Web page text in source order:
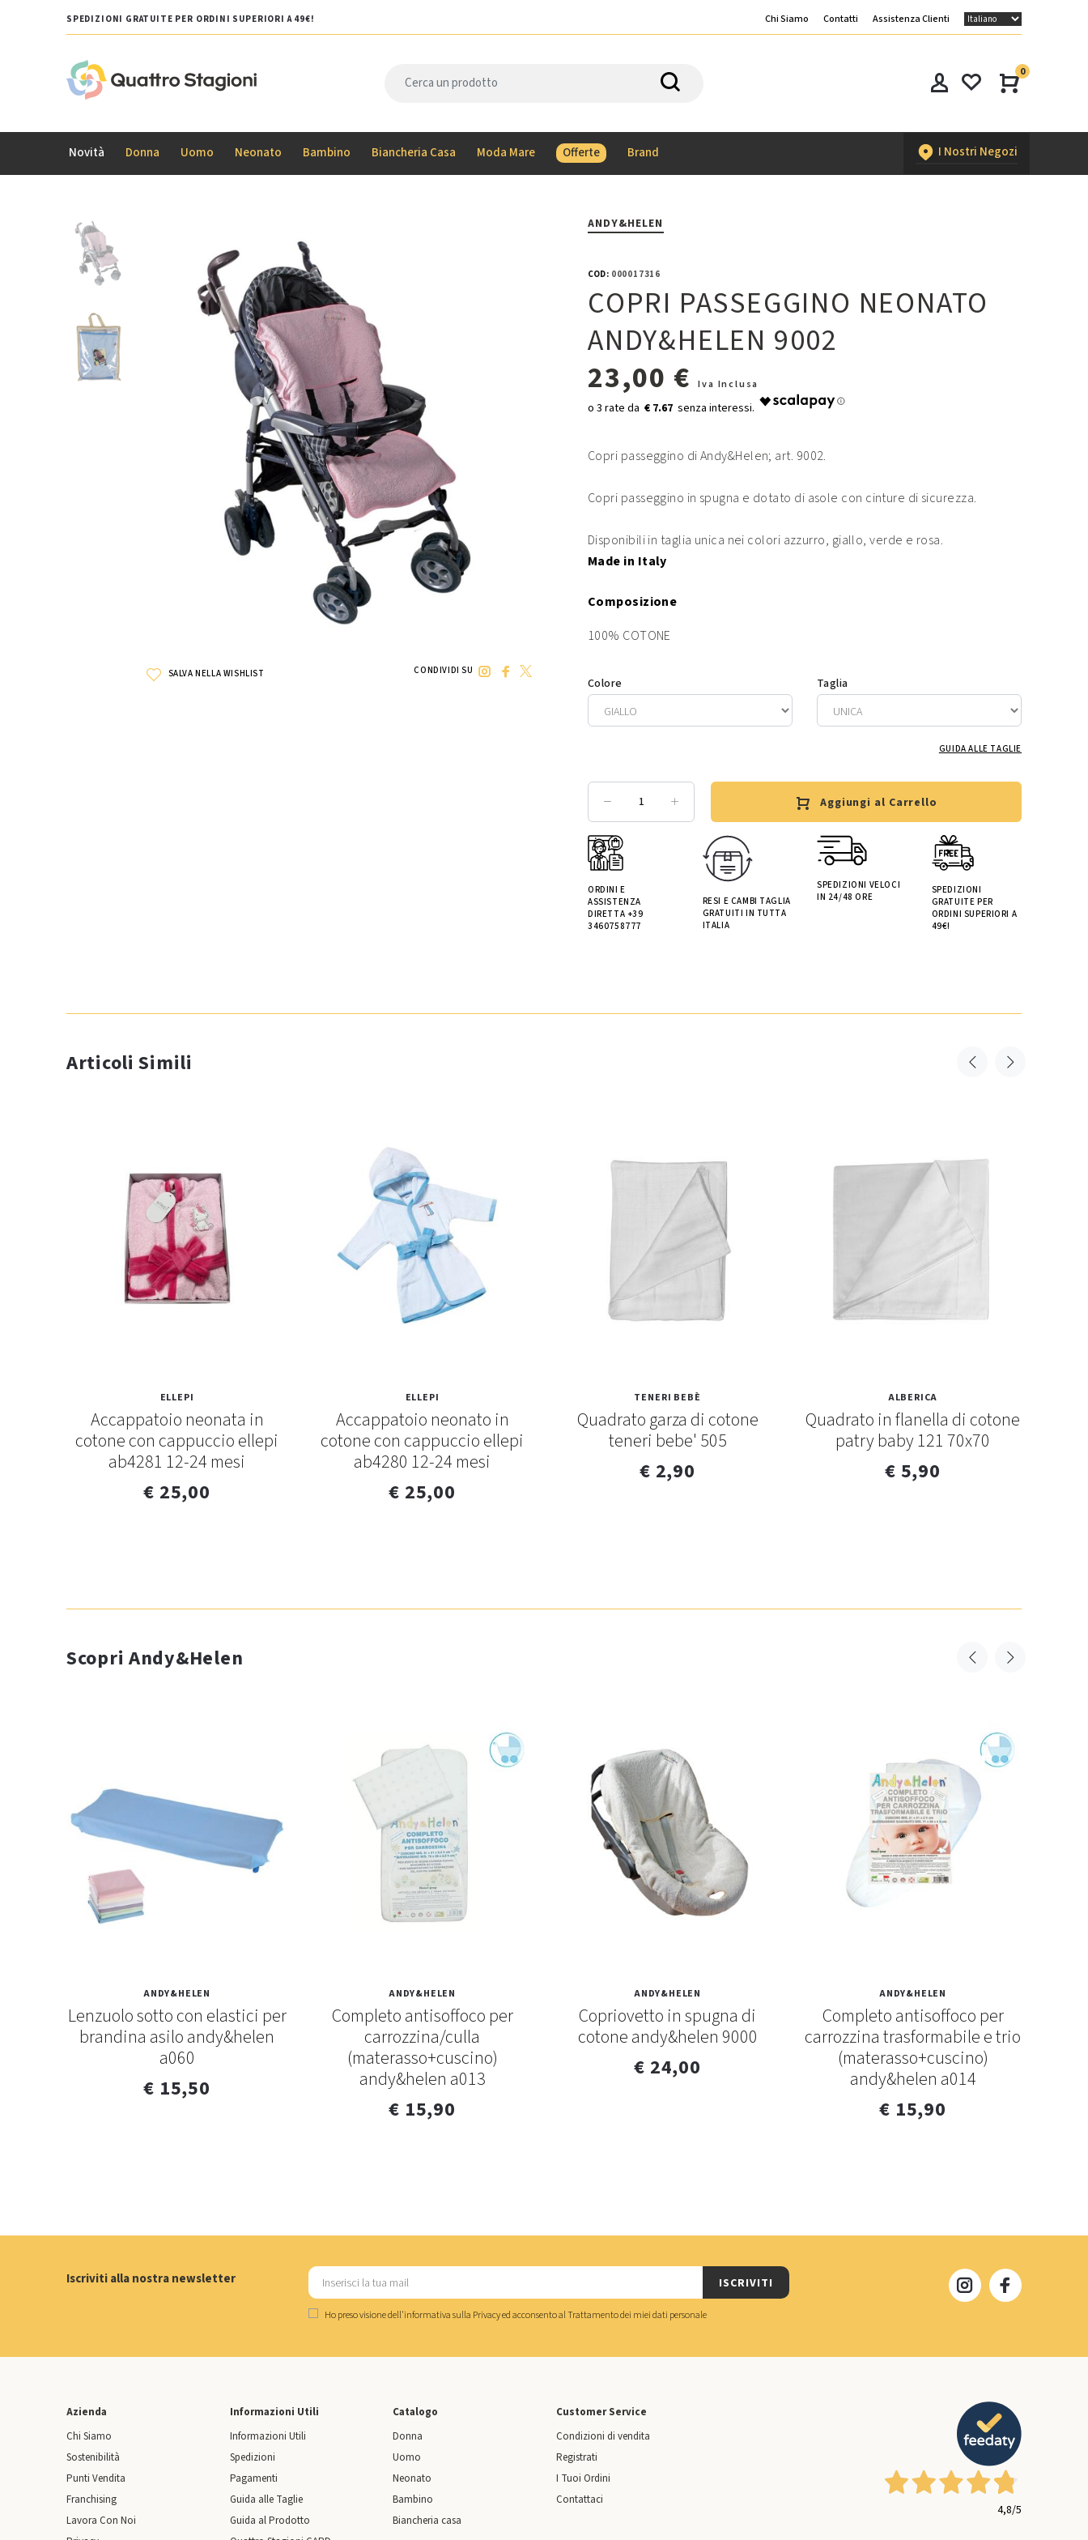
SPEDIZIONI GRATUITE PER ORDINI SUPERIORI A 49€! Chi Siamo Contatti Assistenza Clienti
0
Novità Donna Uomo Neonato Bambino Biancheria Casa Moda Mare Offerte Brand I Nostri Negozi
SALVA NELLA WISHLIST CONDIVIDI SU
ANDY&HELEN
COD:000017316
COPRI PASSEGGINO NEONATO
ANDY&HELEN 9002
23,00 €
Iva Inclusa
€ 7.67
Copri passeggino di Andy&Helen; art. 9002.
Copri passeggino in spugna e dotato di asole con cinture di sicurezza.
Disponibili in taglia unica nei colori azzurro, giallo, verde e rosa.
Made in Italy
Composizione
100% COTONE
Colore Taglia
GUIDA ALLE TAGLIE
Aggiungi al Carrello
ORDINI E
ASSISTENZA
DIRETTA +39
3460758777
RESI E CAMBI TAGLIA
GRATUITI IN TUTTA
ITALIA
SPEDIZIONI VELOCI
IN 24/48 ORE
SPEDIZIONI
GRATUITE PER
ORDINI SUPERIORI A
49€!
Articoli Simili
ELLEPI
Accappatoio neonata in
cotone con cappuccio ellepi
ab4281 12-24 mesi
€ 25,00
ELLEPI
Accappatoio neonato in
cotone con cappuccio ellepi
ab4280 12-24 mesi
€ 25,00
TENERI BEBÈ
Quadrato garza di cotone
teneri bebe' 505
€ 2,90
ALBERICA
Quadrato in flanella di cotone
patry baby 121 70x70
€ 5,90
Scopri Andy&Helen
ANDY&HELEN
Lenzuolo sotto con elastici per
brandina asilo andy&helen
a060
€ 15,50
ANDY&HELEN
Completo antisoffoco per
carrozzina/culla
(materasso+cuscino)
andy&helen a013
€ 15,90
ANDY&HELEN
Copriovetto in spugna di
cotone andy&helen 9000
€ 24,00
ANDY&HELEN
Completo antisoffoco per
carrozzina trasformabile e trio
(materasso+cuscino)
andy&helen a014
€ 15,90
Iscriviti alla nostra newsletter ISCRIVITI
Ho preso visione dell'informativa sulla Privacyed acconsento alTrattamento dei miei dati personale
Azienda
Chi Siamo
Sostenibilità
Punti Vendita
Franchising
Lavora Con Noi
Informazioni Utili
Informazioni Utili
Spedizioni
Pagamenti
Guida alle Taglie
Guida al Prodotto
Catalogo
Donna
Uomo
Neonato
Bambino
Biancheria casa
Customer Service
Condizioni di vendita
Registrati
I Tuoi Ordini
Contattaci
4,8/5